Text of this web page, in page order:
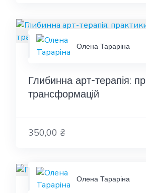
Олена Тараріна
Глибинна арт-терапія:
трансформацій
350,00 ₴
Олена Тараріна